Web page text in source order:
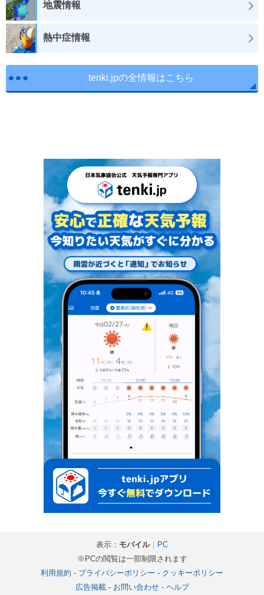
地震情報
熱中症情報
tenki.jpの全情報はこちら
表示： モバイル｜ PC
※PCの閲覧は一部制限されます
利用規約 - プライバシーポリシー - クッキーポリシー
広告掲載- お問い合わせ- ヘルプ